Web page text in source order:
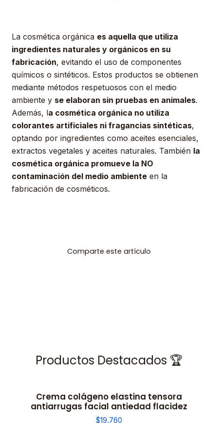
La cosmética orgánica es aquella que utiliza
ingredientes naturales y orgánicos en su
fabricación, evitando el uso de componentes
químicos o sintéticos. Estos productos se obtienen
mediante métodos respetuosos con el medio
ambiente y se elaboran sin pruebas en animales.
Además, la cosmética orgánica no utiliza
colorantes artificiales ni fragancias sintéticas,
optando por ingredientes como aceites esenciales,
extractos vegetales y aceites naturales. También la
cosmética orgánica promueve la NO
contaminación del medio ambiente en la
fabricación de cosméticos.
Comparte este artículo
Productos Destacados 🏆
Crema colágeno elastina tensora
antiarrugas facial antiedad flacidez
$19.760